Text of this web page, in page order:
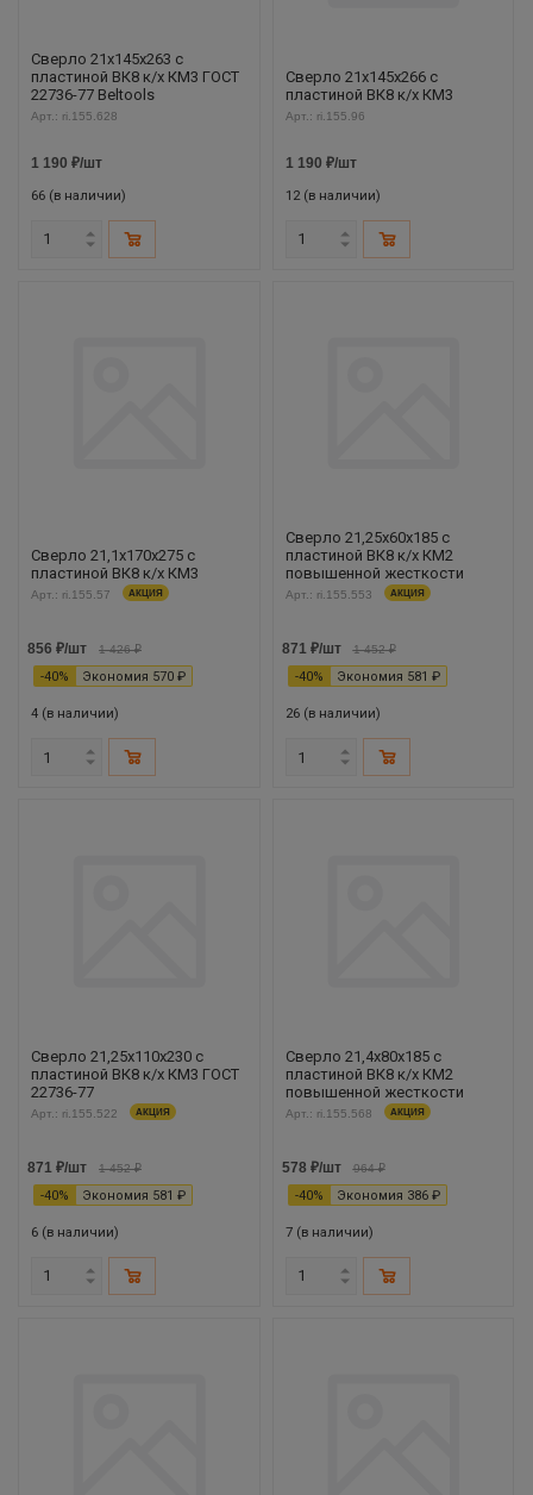
Сверло 21х145х263 с
пластиной ВК8 к/х КМ3 ГОСТ
22736-77 Beltools
Арт.: ri.155.628
1 190 ₽/шт
66 (в наличии)
Сверло 21х145х266 с
пластиной ВК8 к/х КМ3
Арт.: ri.155.96
1 190 ₽/шт
12 (в наличии)
Сверло 21,1х170х275 с
пластиной ВК8 к/х КМ3
Арт.: ri.155.57 АКЦИЯ
856 ₽/шт 1 426₽
-40% Экономия 570 ₽
4 (в наличии)
Сверло 21,25х60х185 с
пластиной ВК8 к/х КМ2
повышенной жесткости
Арт.: ri.155.553 АКЦИЯ
871₽/шт 1 452₽
-40% Экономия 581 ₽
26 (в наличии)
Сверло 21,25х110х230 с
пластиной ВК8 к/х КМ3 ГОСТ
22736-77
Арт.: ri.155.522 АКЦИЯ
871 ₽/шт 1 452₽
-40% Экономия 581 ₽
6 (в наличии)
Сверло 21,4х80х185 с
пластиной ВК8 к/х КМ2
повышенной жесткости
Арт.: ri.155.568 АКЦИЯ
578 ₽/шт 964₽
-40% Экономия 386₽
7 (в наличии)